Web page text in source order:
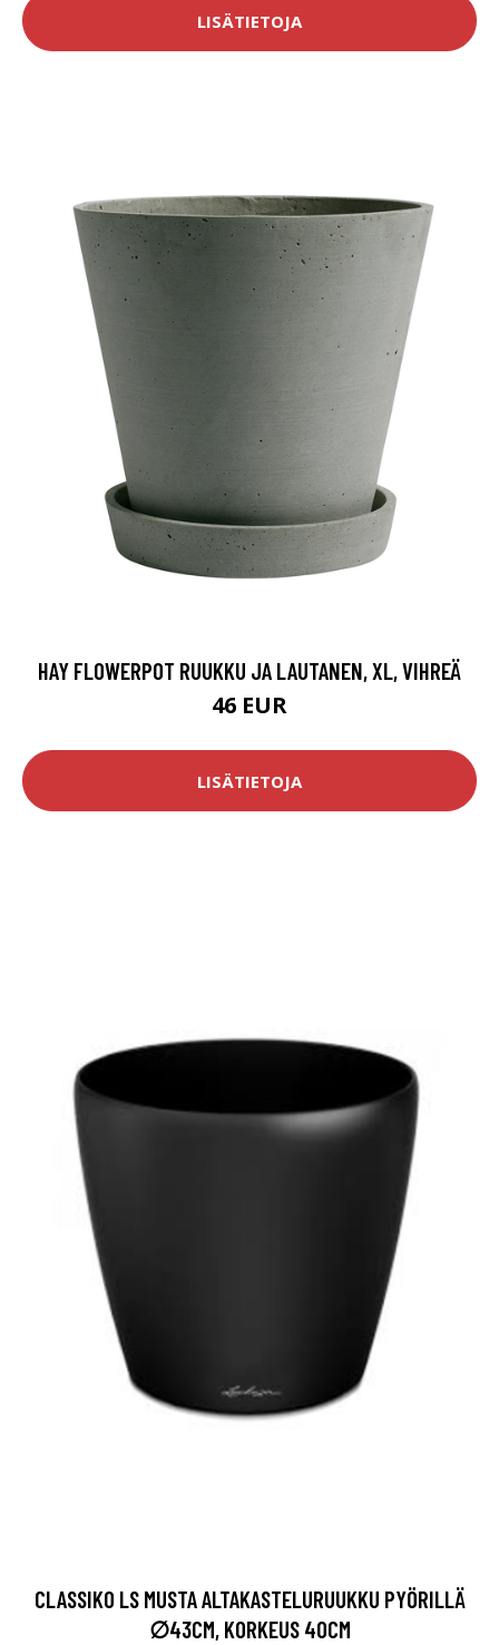
LISÄTIETOJA
HAY FLOWERPOT RUUKKU JA LAUTANEN, XL, VIHREÄ
46 EUR
LISÄTIETOJA
CLASSIKO LS MUSTA ALTAKASTELURUUKKU PYÖRILLÄ
∅43CM, KORKEUS 40CM